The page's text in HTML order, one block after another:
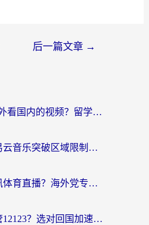
后一篇文章 →
什么app可以在国外看国内的视频？留学生亲测好用的回国加速器指南
海外党必看：网易云音乐突破区域限制，轻松听国内歌、刷喜马拉雅的正确姿势
在国外怎么看腾讯体育直播？海外党专属体育赛事观看指南（附避坑技巧）
在国外登不上交管12123？选对回国加速器，轻松解决海外访问国内资源难题